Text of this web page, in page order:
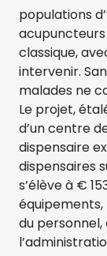
populations
classique,
intervenir.
malades ne
Le projet,
d’un centre
dispensaire
dispensaires
s’élève à €
du personnel,